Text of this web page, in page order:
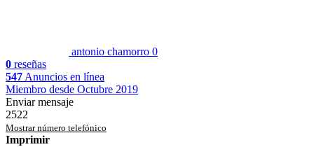
antonio chamorro 0
0 reseñas
547 Anuncios en línea
Miembro desde Octubre 2019
Enviar mensaje
2522
Mostrar número telefónico
Imprimir